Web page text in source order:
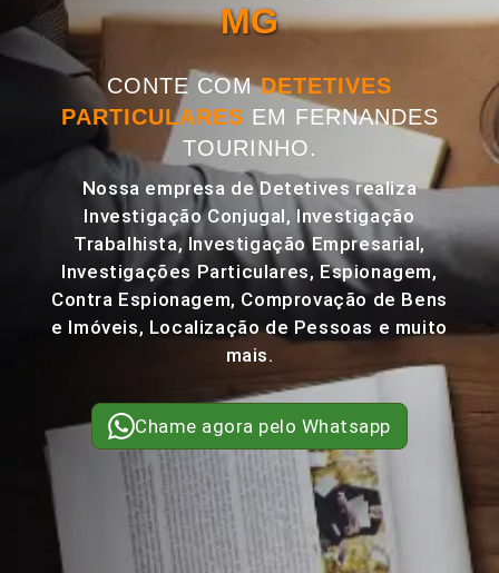
MG
CONTE COMDETETIVES
PARTICULARES EM FERNANDES
TOURINHO.
Nossa empresa de Detetives realiza
Investigação Conjugal, Investigação
Trabalhista, Investigação Empresarial,
Investigações Particulares, Espionagem,
Contra Espionagem, Comprovação de Bens
e Imóveis, Localização de Pessoas e muito
mais.
Chame agora pelo Whatsapp